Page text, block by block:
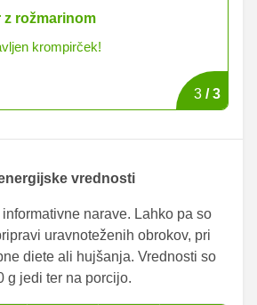
z rožmarinom
krompirček!
3 /3
vrednosti
narave. Lahko pa so
uravnoteženih obrokov, pri
diete ali hujšanja. Vrednosti so
g jedi ter na porcijo.